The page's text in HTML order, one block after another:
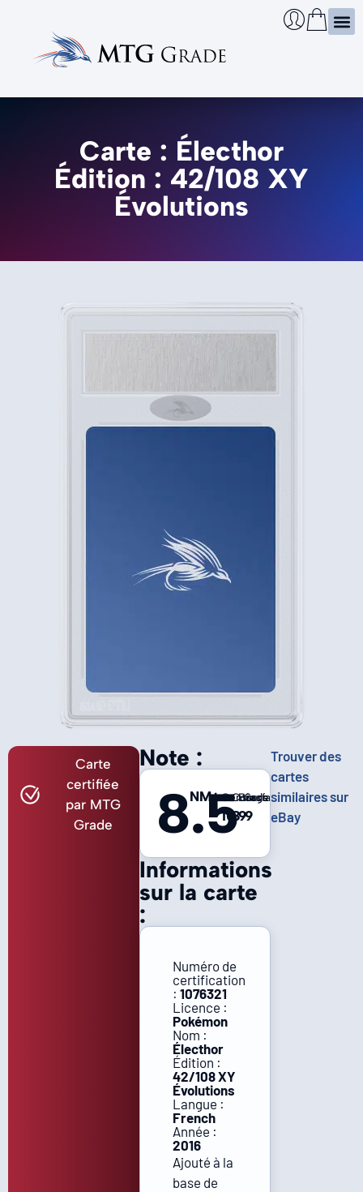
Carte : Électhor
Édition : 42/108 XY
Évolutions
Carte
certifiée
par MTG
Grade
Informations
sur la carte
:
Numéro de
certification
: 1076321
Licence :
Pokémon
Nom :
Électhor
Édition :
42/108 XY
Évolutions
Langue :
French
Année :
2016
Ajouté à la
base de
Note :
8.5
NM+Centrage
10
Coins
8
Bords
9
Surface
9
Trouver des
cartes
similaires sur
eBay